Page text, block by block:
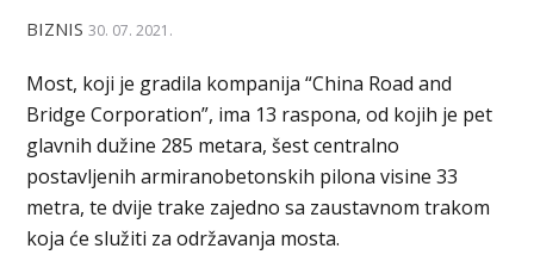
BIZNIS 30. 07. 2021.
Most, koji je gradila kompanija “China Road and
Bridge Corporation”, ima 13 raspona, od kojih je pet
glavnih dužine 285 metara, šest centralno
postavljenih armiranobetonskih pilona visine 33
metra, te dvije trake zajedno sa zaustavnom trakom
koja će služiti za održavanja mosta.